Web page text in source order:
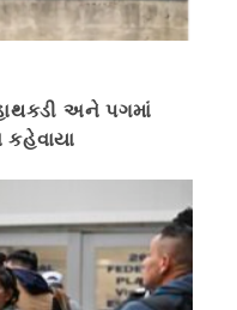
અને પગમાં